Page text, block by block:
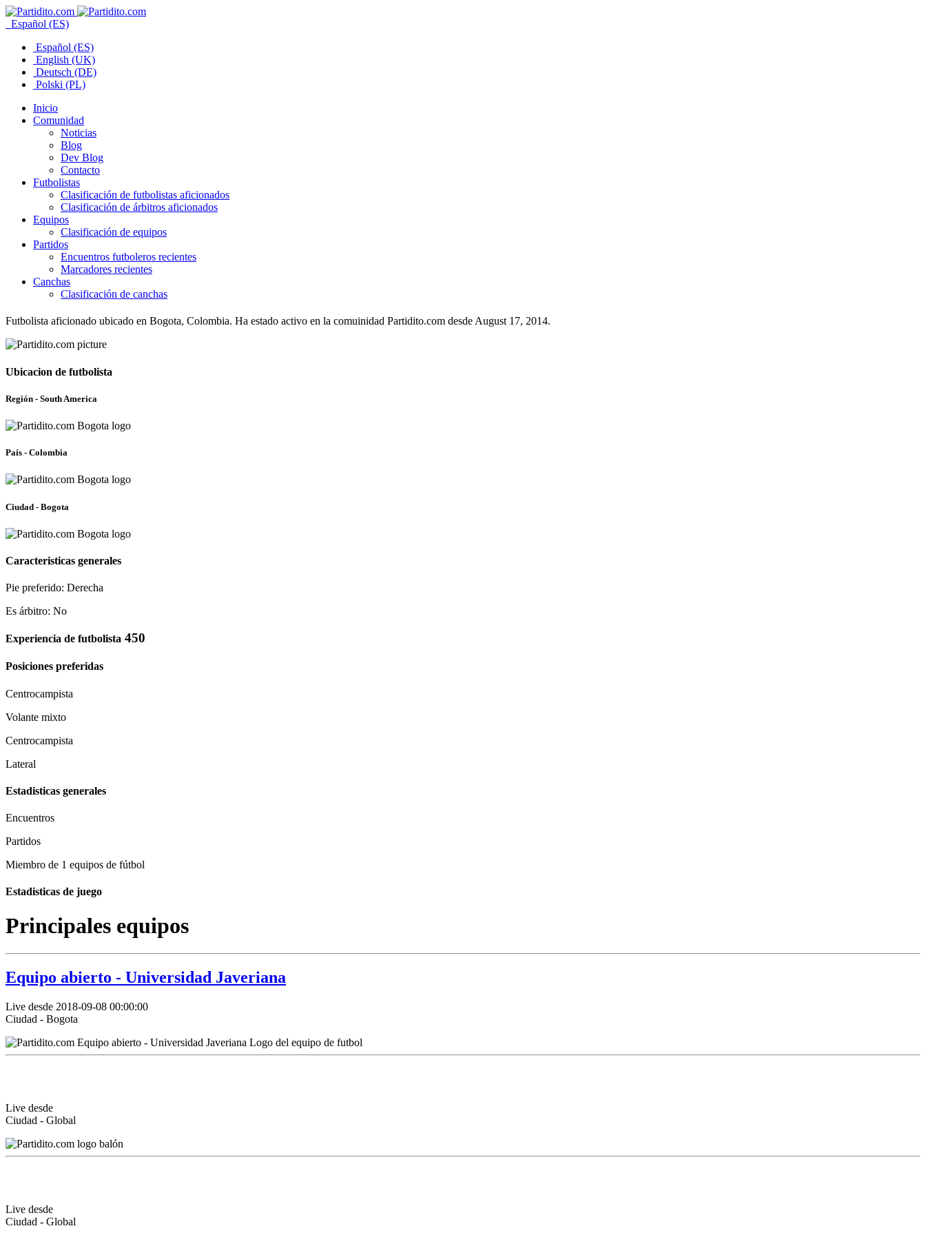
Español (ES)
Español (ES)
English (UK)
Deutsch (DE)
Polski (PL)
Inicio
Comunidad
Noticias
Blog
Dev Blog
Contacto
Futbolistas
Clasificación de futbolistas aficionados
Clasificación de árbitros aficionados
Equipos
Clasificación de equipos
Partidos
Encuentros futboleros recientes
Marcadores recientes
Canchas
Clasificación de canchas
Futbolista aficionado ubicado en Bogota, Colombia. Ha estado activo en la comuinidad Partidito.com desde August 17, 2014.
Ubicacion de futbolista
Región - South America
País - Colombia
Ciudad - Bogota
Caracteristicas generales
Pie preferido: Derecha
Es árbitro: No
Experiencia de futbolista 450
Posiciones preferidas
Centrocampista
Volante mixto
Centrocampista
Lateral
Estadisticas generales
Encuentros
Partidos
Miembro de 1 equipos de fútbol
Estadisticas de juego
Principales equipos
Equipo abierto - Universidad Javeriana
Live desde 2018-09-08 00:00:00
Ciudad - Bogota
Live desde
Ciudad - Global
Live desde
Ciudad - Global